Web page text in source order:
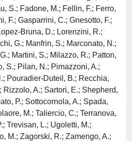
S.; Fadone, M.; Fellin, F.; Ferro,
F.; Gasparrini, C.; Gnesotto, F.;
Bruna, D.; Lorenzini, R.;
G.; Manfrin, S.; Marconato, N.;
Martini, S.; Milazzo, R.; Patton,
S.; Pilan, N.; Pimazzoni, A.;
Pouradier-Duteil, B.; Recchia,
Rizzolo, A.; Sartori, E.; Shepherd,
P.; Sottocornola, A.; Spada,
M.; Taliercio, C.; Terranova,
Trevisan, L.; Ugoletti, M.;
M.; Zagorski, R.; Zamengo, A.;